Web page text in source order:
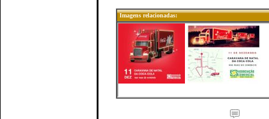
Imagens relacionadas: